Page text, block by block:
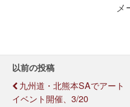
メ
以前の投稿
九州道・北熊本SAでアート
イベント開催、3/20